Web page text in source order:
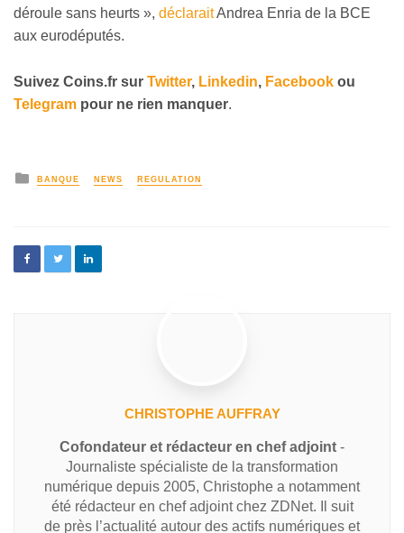
déroule sans heurts », déclaraitAndrea Enria de la BCE
aux eurodéputés.
Suivez Coins.fr sur Twitter, Linkedin, Facebook ou
Telegram pour ne rien manquer.
BANQUE NEWS REGULATION
CHRISTOPHE AUFFRAY
Cofondateur et rédacteur en chef adjoint -
Journaliste spécialiste de la transformation
numérique depuis 2005, Christophe a notamment
été rédacteur en chef adjoint chez ZDNet. Il suit
de près l’actualité autour des actifs numériques et